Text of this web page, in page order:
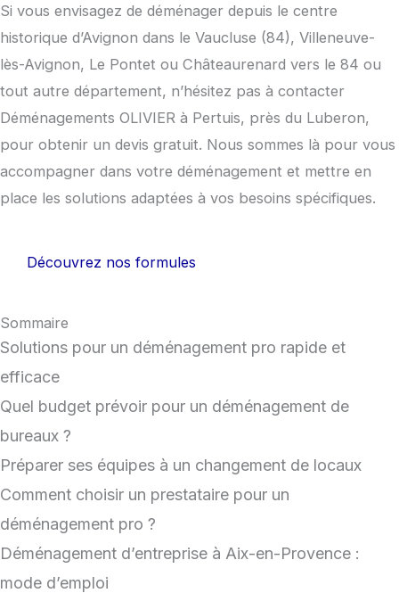
Si vous envisagez de déménager depuis le centre
historique d’Avignon dans le Vaucluse (84), Villeneuve-
lès-Avignon, Le Pontet ou Châteaurenard vers le 84 ou
tout autre département, n’hésitez pas à contacter
Déménagements OLIVIER à Pertuis, près du Luberon,
pour obtenir un devis gratuit. Nous sommes là pour vous
accompagner dans votre déménagement et mettre en
place les solutions adaptées à vos besoins spécifiques.
Découvrez nos formules
Sommaire
Solutions pour un déménagement pro rapide et
efficace
Quel budget prévoir pour un déménagement de
bureaux ?
Préparer ses équipes à un changement de locaux
Comment choisir un prestataire pour un
déménagement pro ?
Déménagement d’entreprise à Aix-en-Provence :
mode d’emploi